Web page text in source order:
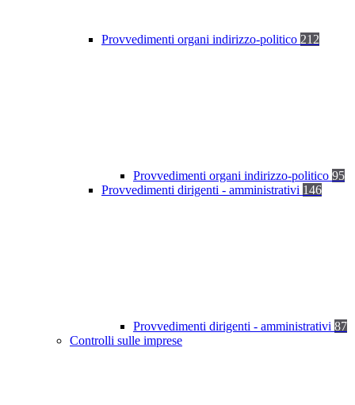
Provvedimenti organi indirizzo-politico 212
Provvedimenti organi indirizzo-politico 95
Provvedimenti dirigenti - amministrativi 146
Provvedimenti dirigenti - amministrativi 87
Controlli sulle imprese